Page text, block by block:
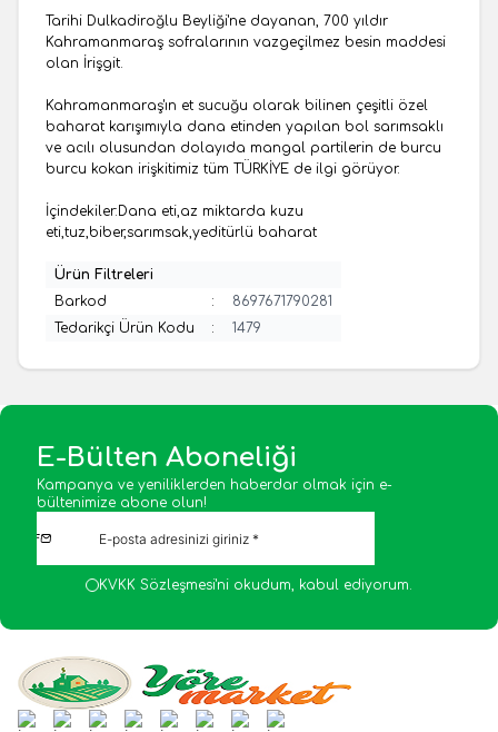
Tarihi Dulkadiroğlu Beyliği'ne dayanan, 700 yıldır
Kahramanmaraş sofralarının vazgeçilmez besin maddesi
olan İrişgit.
Kahramanmaraş'ın et sucuğu olarak bilinen çeşitli özel
baharat karışımıyla dana etinden yapılan bol sarımsaklı
ve acılı olusundan dolayıda mangal partilerin de burcu
burcu kokan irişkitimiz tüm TÜRKİYE de ilgi görüyor.
İçindekiler:Dana eti,az miktarda kuzu
eti,tuz,biber,sarımsak,yeditürlü baharat
Ürün Filtreleri
Barkod
:
8697671790281
Tedarikçi Ürün Kodu
: 1479
E-Bülten Aboneliği
Kampanya ve yeniliklerden haberdar olmak için e-
bültenimize abone olun!
KVKK Sözleşmesi'ni okudum, kabul ediyorum.